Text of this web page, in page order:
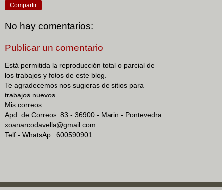
Compartir
No hay comentarios:
Publicar un comentario
Está permitida la reproducción total o parcial de
los trabajos y fotos de este blog.
Te agradecemos nos sugieras de sitios para
trabajos nuevos.
Mis correos:
Apd. de Correos: 83 - 36900 - Marin - Pontevedra
xoanarcodavella@gmail.com
Telf - WhatsAp.: 600590901